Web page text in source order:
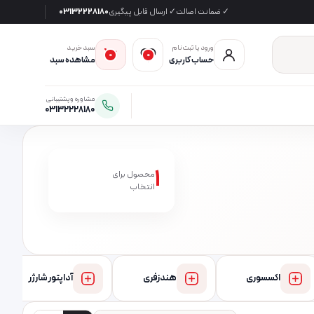
✓ ضمانت اصالت✓ ارسال قابل پیگیری03132228180
ورود یا ثبت‌نام
حساب کاربری 0
0
سبد خرید
مشاهده سبد
مشاوره و پشتیبانی
03132228180
1محصول برای
انتخاب
اکسسوری هندزفری آداپتور شارژر